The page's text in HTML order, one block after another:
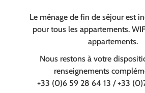
Le ménage de fin de séjour est
pour tous les appartements.
appartements.
Nous restons à votre
renseignements
+33 (0)6 59 28 64 13 / +33